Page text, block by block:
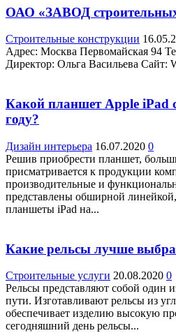
ОАО «ЗАВОД
Строительные конструкции
Адрес: Москва Первомайская 94
Директор: Ольга Васильева Сайт:
Какой планшет Apple iPad
году?
Дизайн интерьера 16.07.2020 0
Решив приобрести планшет,
присматривается к продукции
производительные и
представлены обширной
планшеты iPad на...
Какие рельсы лучше
Строительные услуги 20.08.2020 0
Рельсы представляют собой один
пути. Изготавливают рельсы из
обеспечивает изделию высокую
сегодняшний день рельсы...